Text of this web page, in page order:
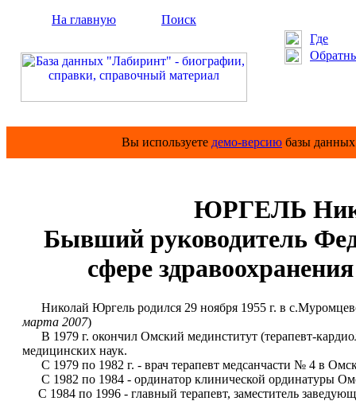
На главную
Поиск
Где
Вы используете демо-версию базы
ЮРГЕЛЬ
Бывший руководитель
сфере
Николай Юргель родился 29 ноября 1955 г. в
марта 2007)
В 1979 г. окончил Омский мединститут (терапевт-
медицинских наук.
С 1979 по 1982 г. - врач терапевт медсанчасти № 4 в
С 1982 по 1984 - ординатор клинической ординатуры
С 1984 по 1996 - главный терапевт, заместитель